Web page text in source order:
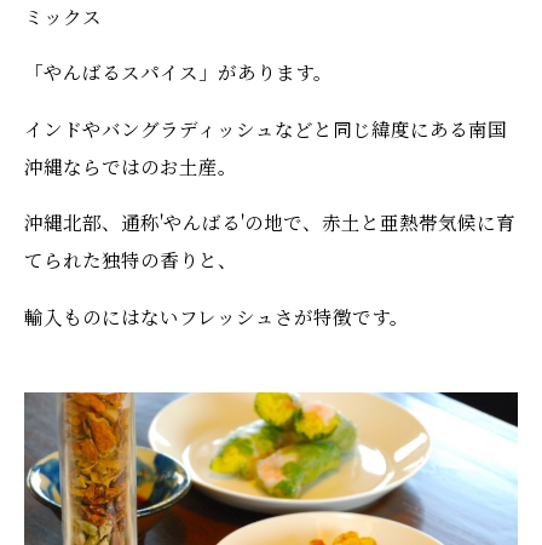
ミックス
「やんばるスパイス」があります。
インドやバングラディッシュなどと同じ緯度にある南国
沖縄ならではのお土産。
沖縄北部、通称'やんばる'の地で、赤土と亜熱帯気候に育
てられた独特の香りと、
輸入ものにはないフレッシュさが特徴です。